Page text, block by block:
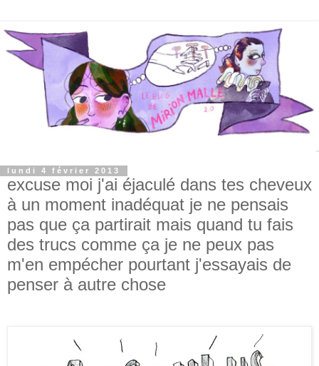
lundi 4 février 2013
excuse moi j'ai éjaculé dans tes cheveux
à un moment inadéquat je ne pensais
pas que ça partirait mais quand tu fais
des trucs comme ça je ne peux pas
m'en empécher pourtant j'essayais de
penser à autre chose